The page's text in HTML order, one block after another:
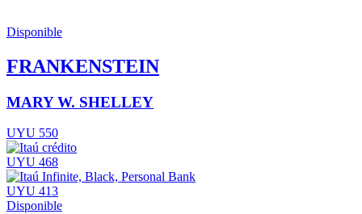
Disponible
FRANKENSTEIN
MARY W. SHELLEY
UYU 550
UYU 468
UYU 413
Disponible